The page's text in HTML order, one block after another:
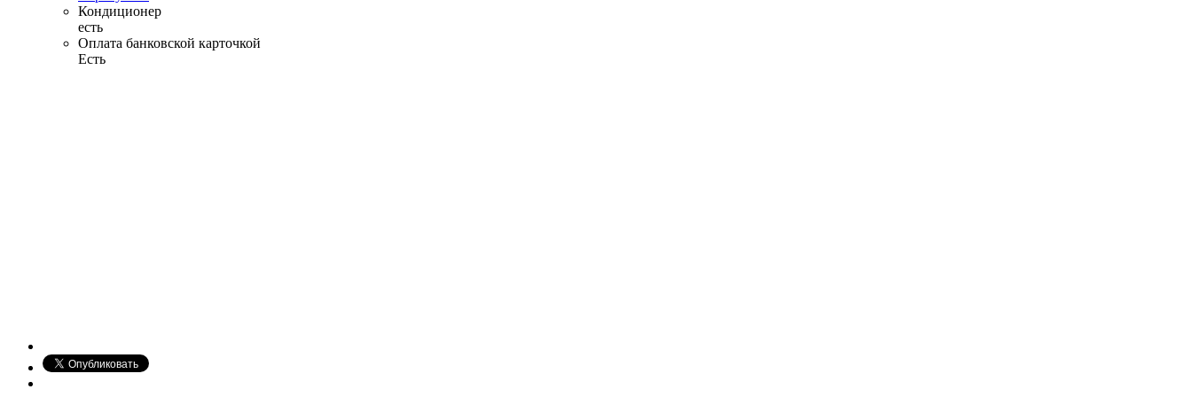
Кондиционер
есть
Оплата банковской карточкой
Есть